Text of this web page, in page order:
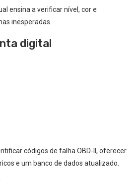
ensina a verificar nível, cor e
inesperadas.
digital
códigos de falha OBD-II, oferecer
e um banco de dados atualizado.